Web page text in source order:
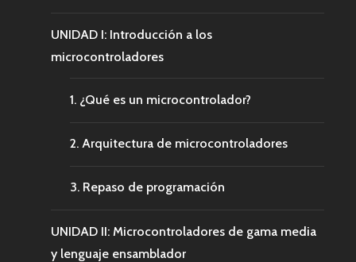
UNIDAD I: Introducción a los
microcontroladores
1. ¿Qué es un microcontrolador?
2. Arquitectura de microcontroladores
3. Repaso de programación
UNIDAD II: Microcontroladores de gama media
y lenguaje ensamblador